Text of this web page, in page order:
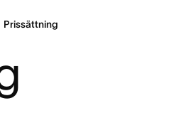
Prissättning